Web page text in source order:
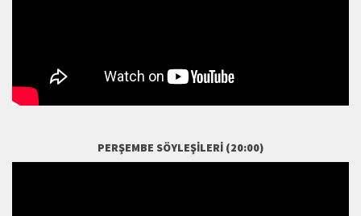
PERŞEMBE SÖYLEŞILERI (20:00)